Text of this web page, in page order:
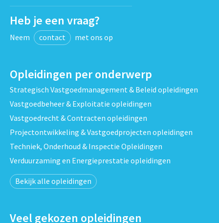
Heb je een vraag?
Neem contact met ons op
Opleidingen per onderwerp
Strategisch Vastgoedmanagement & Beleid opleidingen
Vastgoedbeheer & Exploitatie opleidingen
Vastgoedrecht & Contracten opleidingen
Projectontwikkeling & Vastgoedprojecten opleidingen
Techniek, Onderhoud & Inspectie Opleidingen
Verduurzaming en Energieprestatie opleidingen
Bekijk alle opleidingen
Veel gekozen opleidingen